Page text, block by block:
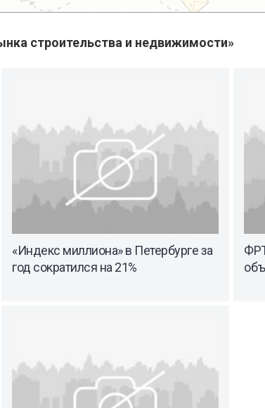
строительства и недвижимости»
«Индекс миллиона» в Петербурге за
год сократился на 21%